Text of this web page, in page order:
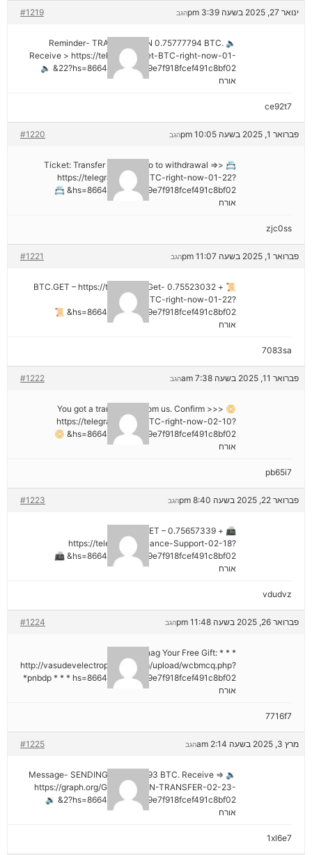
ינואר 27, 2025 בשעה 3:39 pm #1219 הגב
🔈 Reminder- TRANSACTION 0.75777794 BTC.
Receive > https://telegra.ph/Get-BTC-right-now-01-
22?hs=8664c520642b9e7f918fcef491c8bf02& 🔈
אורח
ce92t7
פברואר 1, 2025 בשעה 10:05 pm #1220 הגב
📇 Ticket: Transfer №NB26. Go to withdrawal =>>
https://telegra.ph/Get-BTC-right-now-01-22?
hs=8664c520642b9e7f918fcef491c8bf02& 📇
אורח
zjc0ss
פברואר 1, 2025 בשעה 11:07 pm #1221 הגב
📜 + 0.75523032 BTC.GET – https://telegra.ph/Get-
BTC-right-now-01-22?
hs=8664c520642b9e7f918fcef491c8bf02& 📜
אורח
7083sa
פברואר 11, 2025 בשעה 7:38 am #1222 הגב
📀 You got a transaction from us. Confirm >>>
https://telegra.ph/Get-BTC-right-now-02-10?
hs=8664c520642b9e7f918fcef491c8bf02& 📀
אורח
pb65i7
פברואר 22, 2025 בשעה 8:40 pm #1223 הגב
📠 + 0.75657339 BTC.GET –
https://telegra.ph/Binance-Support-02-18?
hs=8664c520642b9e7f918fcef491c8bf02& 📠
אורח
vdudvz
פברואר 26, 2025 בשעה 11:48 pm #1224 הגב
* * * Snag Your Free Gift:
http://vasudevelectroproject.com/upload/wcbmcq.php?
pnbdp * * * hs=8664c520642b9e7f918fcef491c8bf02*
אורח
7716f7
מרץ 3, 2025 בשעה 2:14 am #1225 הגב
🔉 Message- SENDING 0.75361393 BTC. Receive =>
https://graph.org/GET-BITCOIN-TRANSFER-02-23-
2?hs=8664c520642b9e7f918fcef491c8bf02& 🔉
אורח
1xl6e7